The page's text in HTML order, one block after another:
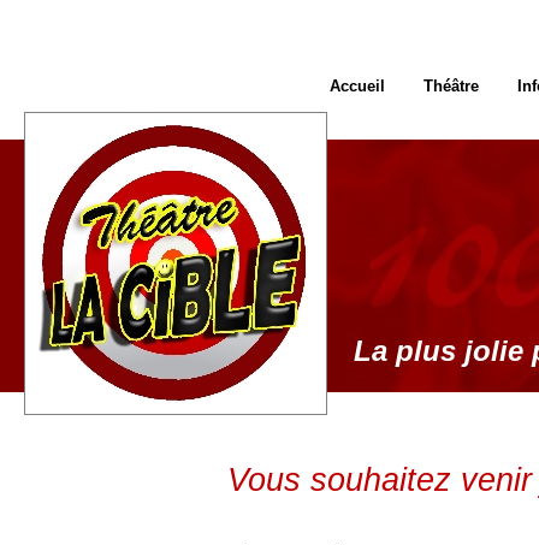
Vous souhaitez
La plus jolie
Accueil Théâtre